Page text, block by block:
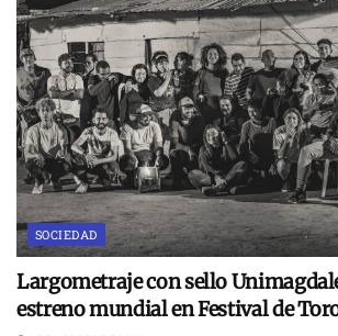
SOCIEDAD
Largometraje con sello
estreno mundial en Festival de